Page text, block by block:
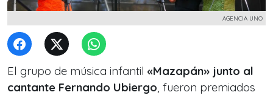
AGENCIA UNO
El grupo de música infantil «Mazapán» junto al
cantante Fernando Ubiergo, fueron premiados